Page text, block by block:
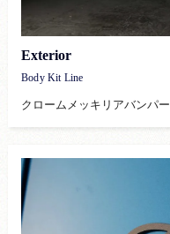
Exterior
Body Kit Line
クロームメッキリアバンパー